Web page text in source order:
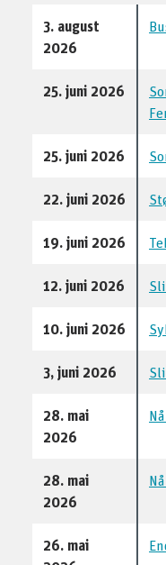
3. august
2026
25. juni 2026
25. juni 2026
22. juni 2026
19. juni 2026
12. juni 2026
10. juni 2026
3, juni 2026
28. mai
2026
28. mai
2026
26. mai